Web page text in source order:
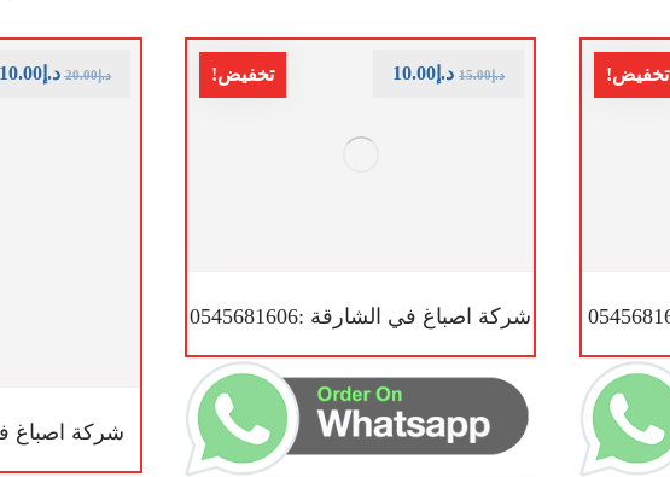
تخفيض! تخفيض!
شركة اصباغ في الشارقة :0545681606
د.إ15.00 د.إ10.00
شركة اصباغ في
د.إ20.00 د.إ10.00